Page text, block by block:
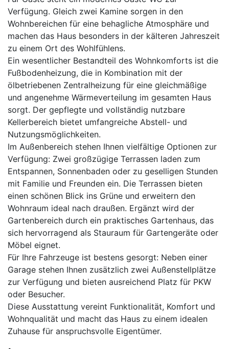
Verfügung. Gleich zwei Kamine sorgen in den
Wohnbereichen für eine behagliche Atmosphäre und
machen das Haus besonders in der kälteren Jahreszeit
zu einem Ort des Wohlfühlens.
Ein wesentlicher Bestandteil des Wohnkomforts ist die
Fußbodenheizung, die in Kombination mit der
ölbetriebenen Zentralheizung für eine gleichmäßige
und angenehme Wärmeverteilung im gesamten Haus
sorgt. Der gepflegte und vollständig nutzbare
Kellerbereich bietet umfangreiche Abstell- und
Nutzungsmöglichkeiten.
Im Außenbereich stehen Ihnen vielfältige Optionen zur
Verfügung: Zwei großzügige Terrassen laden zum
Entspannen, Sonnenbaden oder zu geselligen Stunden
mit Familie und Freunden ein. Die Terrassen bieten
einen schönen Blick ins Grüne und erweitern den
Wohnraum ideal nach draußen. Ergänzt wird der
Gartenbereich durch ein praktisches Gartenhaus, das
sich hervorragend als Stauraum für Gartengeräte oder
Möbel eignet.
Für Ihre Fahrzeuge ist bestens gesorgt: Neben einer
Garage stehen Ihnen zusätzlich zwei Außenstellplätze
zur Verfügung und bieten ausreichend Platz für PKW
oder Besucher.
Diese Ausstattung vereint Funktionalität, Komfort und
Wohnqualität und macht das Haus zu einem idealen
Zuhause für anspruchsvolle Eigentümer.